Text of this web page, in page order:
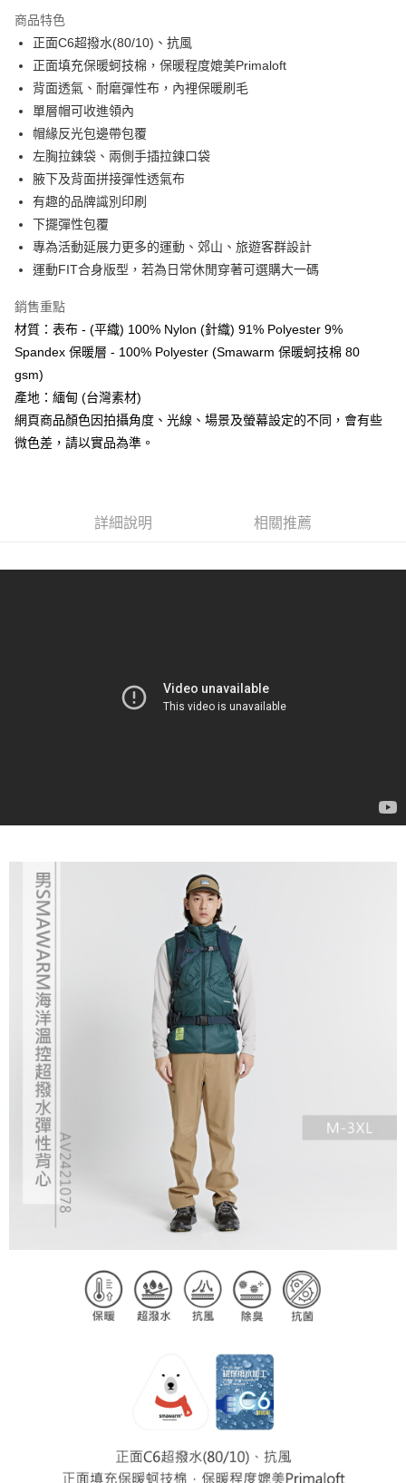
悠遊付
Google Pay
全盈+PAY
大哥付你分期
相關說明
【大哥付你分期使用說明】
1.本服務由台灣大哥大提供，台灣大哥大用戶可立即使用無須另外申請。
2.付款方式選擇「大哥付你分期」，訂單成立後會自動跳轉到大哥付的交易
流程，驗證手機門號後，選擇欲分期的期數、繳款截止日，確認付款後即完
3.實際核准額度、可分期數及費用金額請依後續交易確認頁面所載為準。
4.訂單成立30分鐘內，如未前往確認交易或遇審核未通過，訂單將自動取
法說明評估內容。
1.分期款項不併入電信帳單，「大哥付你分期」於每月結算日後寄送繳費提
醒簡訊。
2.透過簡訊連結打開帳單後，可選擇「超商條碼／台灣大直營門市／銀行轉
帳／街口支付／iPASS MONEY」等通路繳費。
【注意事項】
用戶於交易時，得透過本服務購買商品或服務，並由商店將買賣／分期付款
由本公司與您本人進行分期帳單所需資料之確認、核對及更正。
3.完整用戶服務條款，請詳閱以下連結：
https://oppay.tw/userRule
AFTEE先享後付
相關說明
【關於「AFTEE先享後付」】
AFTEE先享後付是「在收到商品之後才付款」的支付方式。 讓您購物簡單
便利好安心！
１．簡單：不需註冊會員、不需綁卡、不需儲值。
３．安心：先確認商品／服務後，再付款。
１．於結帳方式選擇「AFTEE先享後付」後，將跳轉至「AFTEE先享後付」
結帳頁面，進行簡訊認證並確認金額後，即可完成結帳。
２．訂單成立數日內，您將收到繳費通知簡訊。
３．收到繳費通知簡訊後14天內，點擊此簡訊中的連結，可透過四大超商／
ATM／網路銀行／等多元方式進行付款，方視為交易完成。
※ 請注意：結帳手續完成當下不需立刻繳費，但若您需要取消訂單，請聯絡
客戶支援中心」https://netprotections.freshdesk.com/support/home
１．透過由恩沛科技股份有限公司提供之「AFTEE先享後付」服務完成之交
４．使用「AFTEE先享後付」時，將依據個別帳號之用戶狀況，依本公司即
ATM付款
貨到付款
全家取貨付款
每筆NT$60，滿NT$499(含以上)免運費
7-11取貨付款
付款後門市自取
商品特色
正面C6超撥水(80/10)、抗風
正面填充保暖蚵技棉，保暖程度媲美Primaloft
背面透氣、耐磨彈性布，內裡保暖刷毛
單層帽可收進領內
帽緣反光包邊帶包覆
左胸拉鍊袋、兩側手插拉鍊口袋
腋下及背面拼接彈性透氣布
有趣的品牌識別印刷
下擺彈性包覆
專為活動延展力更多的運動、郊山、旅遊客群設計
運動FIT合身版型，若為日常休閒穿著可選購大一碼
銷售重點
材質：表布 - (平織) 100% Nylon (針織) 91% Polyester 9%
Spandex 保暖層 - 100% Polyester (Smawarm 保暖蚵技棉 80
gsm)
產地：緬甸 (台灣素材)
網頁商品顏色因拍攝角度、光線、場景及螢幕設定的不同，會有些
微色差，請以實品為準。
詳細說明 相關推薦